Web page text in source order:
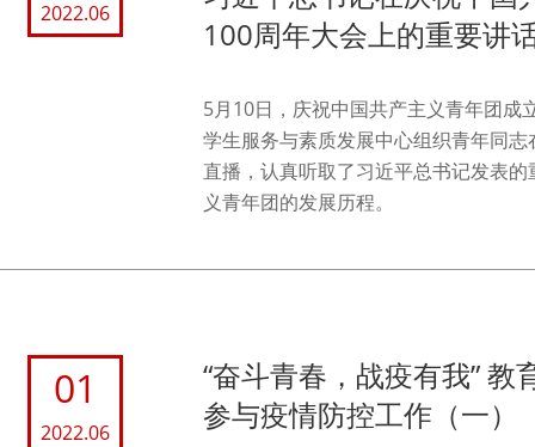
2022.06
100周年大会上的重要讲
5月10日，庆祝中国共产主义青年团成
学生服务与素质发展中心组织青年同
直播，认真听取了习近平总书记发表
义青年团的发展历程。
01
2022.06
“奋斗青春，战疫有我”
参与疫情防控工作（一）